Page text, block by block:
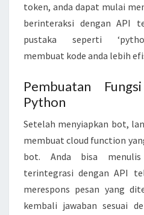
H
O
N
A
token, anda dapat mulai
berinteraksi dengan API
pustaka seperti
membuat kode anda lebih
Pembuatan
Python
Setelah menyiapkan bot,
membuat cloud function
bot. Anda bisa
terintegrasi dengan API
merespons pesan yang
kembali jawaban sesuai